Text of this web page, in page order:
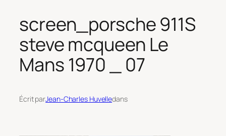
screen_porsche 911S
steve mcqueen Le
Mans 1970 _ 07
Écrit parJean-Charles Huvelledans